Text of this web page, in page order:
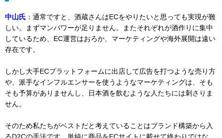
中山氏 ：通常ですと、酒蔵さんはECをやりたいと思っても実現が難
しい。まずマンパワーが足りません。またそれぞれが酒作りに集中
しているため、EC運営はおろか、マーケティングや海外展開は遠い
存在です。
しかし大手ECプラットフォームに出店して広告を打つような売り方
や、派手なインフルエンサーを使うようなマーケティングは、そも
そも予算がありませんし、日本酒を飲むような人たちには刺さりま
せん。
そのため私たちがベストだと考えていることはブランド構築から入
るD2Cの手法です。単純に商品をECサイトに載せて終わりではな